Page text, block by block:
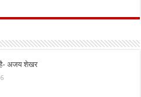
है- अजय शेखर